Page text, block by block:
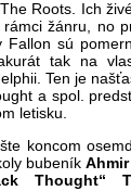
Roots. Ich
žánru, no
Fallon sú
tak na
Ten je
a spol.
letisku.
koncom
bubeník
Thought“